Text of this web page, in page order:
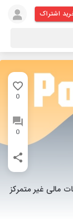
اشتراک
0
0
مالی غیر متمرکز